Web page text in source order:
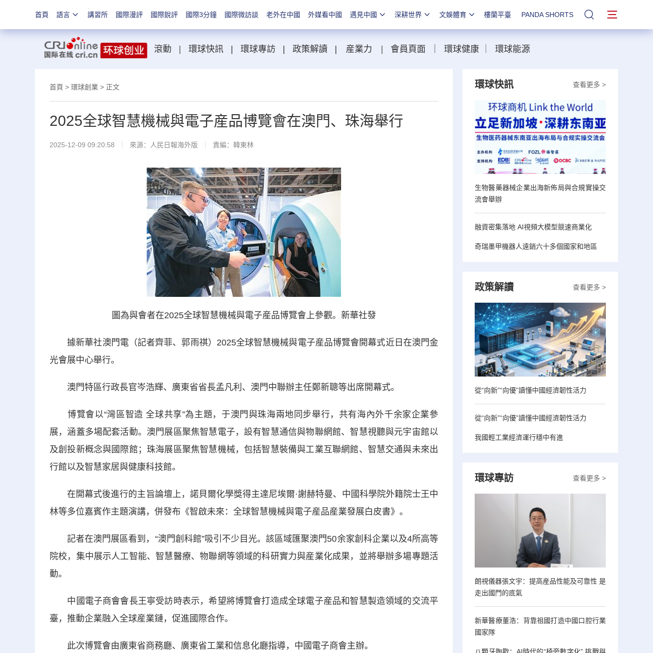
首頁 語言 講習所 國際漫評 國際銳評 國際3分鐘 國際微訪談 老外在中國 外媒看中國 遇見中國 深耕世界 文娛體育 樓蘭平臺 PANDA SHORTS 站內搜索
滾動 環球快訊 環球專訪 政策解讀 産業力 會員頁面 環球健康 環球能源
首頁 > 環球創業 > 正文
2025全球智慧機械與電子産品博覽會在澳門、珠海舉行
2025-12-09 09:20:58 來源： 人民日報海外版 責編：韓東林
圖為與會者在2025全球智慧機械與電子産品博覽會上參觀。新華社發
據新華社澳門電（記者齊菲、郭雨祺）2025全球智慧機械與電子産品博覽會開幕式近日在澳門金
光會展中心舉行。
澳門特區行政長官岑浩輝、廣東省省長孟凡利、澳門中聯辦主任鄭新聰等出席開幕式。
博覽會以“灣區智造 全球共享”為主題，于澳門與珠海兩地同步舉行，共有海內外千余家企業參
展，涵蓋多場配套活動。澳門展區聚焦智慧電子，設有智慧通信與物聯網館、智慧視聽與元宇宙館以
及創投新概念與國際館；珠海展區聚焦智慧機械，包括智慧裝備與工業互聯網館、智慧交通與未來出
行館以及智慧家居與健康科技館。
在開幕式後進行的主旨論壇上，諾貝爾化學獎得主達尼埃爾·謝赫特曼、中國科學院外籍院士王中
林等多位嘉賓作主題演講，併發布《智啟未來：全球智慧機械與電子産品産業發展白皮書》。
記者在澳門展區看到，“澳門創科館”吸引不少目光。該區域匯聚澳門50余家創科企業以及4所高等
院校，集中展示人工智能、智慧醫療、物聯網等領域的科研實力與産業化成果，並將舉辦多場專題活
動。
中國電子商會會長王寧受訪時表示，希望將博覽會打造成全球電子産品和智慧製造領域的交流平
臺，推動企業融入全球産業鏈，促進國際合作。
此次博覽會由廣東省商務廳、廣東省工業和信息化廳指導，中國電子商會主辦。
查看更多 >
環球快訊
生物醫藥器械企業出海新佈局與合規實操交
流會舉辦
融資密集落地 AI視頻大模型競速商業化
奇瑞墨甲機器人遠銷六十多個國家和地區
查看更多 >
政策解讀
從“向新”“向優”讀懂中國經濟韌性活力
從“向新”“向優”讀懂中國經濟韌性活力
我國輕工業經濟運行穩中有進
查看更多 >
環球專訪
朗視儀器張文宇：提高産品性能及可靠性 是
走出國門的底氣
新華醫療董浩：背靠祖國打造中國口腔行業
國家隊